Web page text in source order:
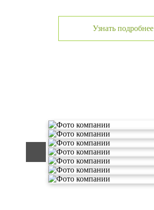
Узнать подробнее